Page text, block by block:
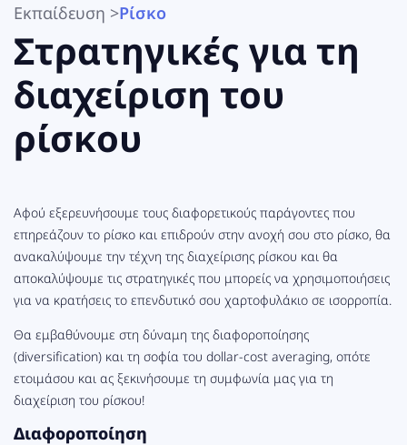
Εκπαίδευση >Ρίσκο
Στρατηγικές για τη
διαχείριση του
ρίσκου
Αφού εξερευνήσουμε τους διαφορετικούς παράγοντες που
επηρεάζουν το ρίσκο και επιδρούν στην ανοχή σου στο ρίσκο, θα
ανακαλύψουμε την τέχνη της διαχείρισης ρίσκου και θα
αποκαλύψουμε τις στρατηγικές που μπορείς να χρησιμοποιήσεις
για να κρατήσεις το επενδυτικό σου χαρτοφυλάκιο σε ισορροπία.
Θα εμβαθύνουμε στη δύναμη της διαφοροποίησης
(diversification) και τη σοφία του dollar-cost averaging, οπότε
ετοιμάσου και ας ξεκινήσουμε τη συμφωνία μας για τη
διαχείριση του ρίσκου!
Διαφοροποίηση